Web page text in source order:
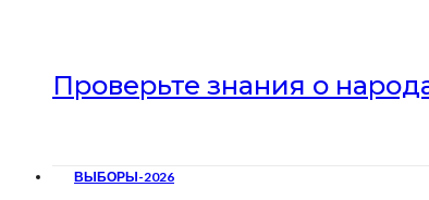
Проверьте знания о
ВЫБОРЫ-2026